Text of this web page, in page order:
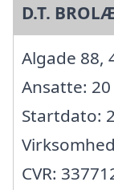
D.T.
Algade 88,
Ansatte: 20
Startdato:
CVR: